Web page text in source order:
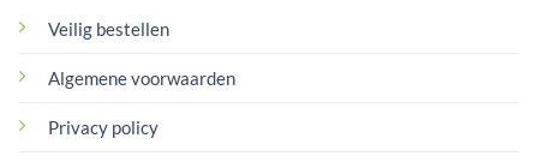
Veilig bestellen
Algemene voorwaarden
Privacy policy